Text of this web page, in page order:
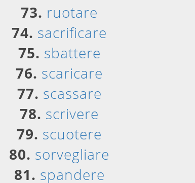
73. ruotare
74. sacrificare
75. sbattere
76. scaricare
77. scassare
78. scrivere
79. scuotere
80. sorvegliare
81. spandere